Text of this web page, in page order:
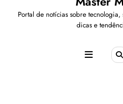
Portal de notícias sobre
dicas e